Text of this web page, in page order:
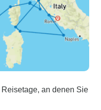
an denen Sie